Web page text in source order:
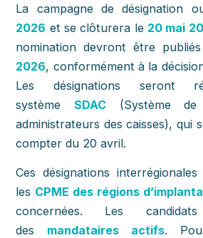
La campagne de désignation
2026 et se clôturera le 20 mai
nomination devront être publiés
2026, conformément à la
Les désignations seront
systèmeSDAC (Système de
administrateurs des caisses), qui
compter du 20 avril.
Ces désignations
les CPME des régions
concernées. Les
des mandataires actifs.